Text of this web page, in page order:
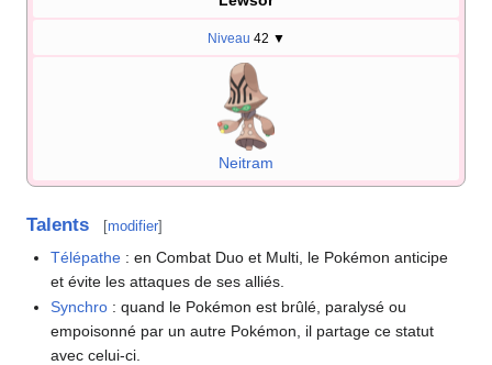
Niveau 42 ▼
Neitram
Talents [modifier]
Télépathe : en Combat Duo et Multi, le Pokémon anticipe
et évite les attaques de ses alliés.
Synchro : quand le Pokémon est brûlé, paralysé ou
empoisonné par un autre Pokémon, il partage ce statut
avec celui-ci.